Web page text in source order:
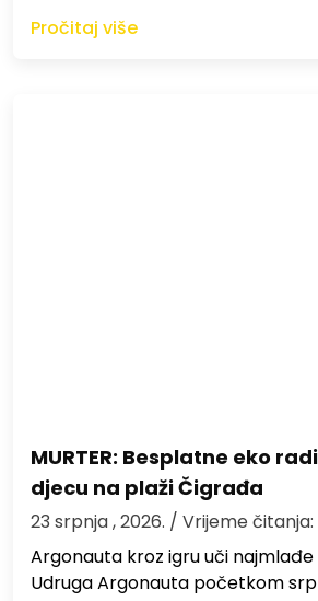
Pročitaj više
MURTER: Besplatne eko
djecu na plaži Čigrađa
23 srpnja , 2026. / Vrijeme čitanja:
Argonauta kroz igru uči
Udruga Argonauta početkom